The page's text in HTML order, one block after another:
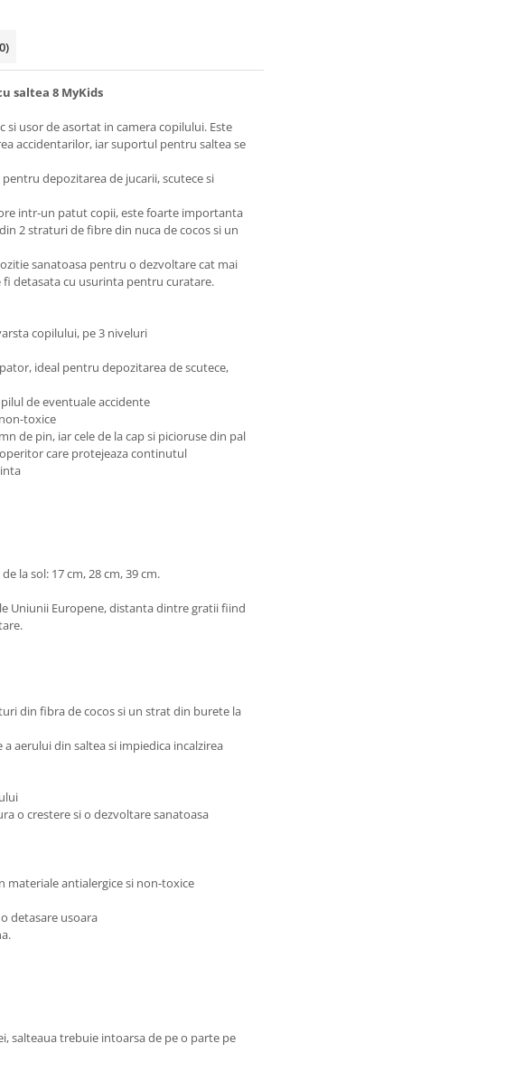
saltea 8 MyKids
si usor de asortat in camera copilului. Este
accidentarilor, iar suportul pentru saltea se
depozitarea de jucarii, scutece si
intr-un patut copii, este foarte importanta
2 straturi de fibre din nuca de cocos si un
sanatoasa pentru o dezvoltare cat mai
fi detasata cu usurinta pentru curatare.
copilului, pe 3 niveluri
ideal pentru depozitarea de scutece,
de eventuale accidente
toxice
de pin, iar cele de la cap si picioruse din pal
care protejeaza continutul
la sol: 17 cm, 28 cm, 39 cm.
Uniunii Europene, distanta dintre gratii fiind
din fibra de cocos si un strat din burete la
aerului din saltea si impiedica incalzirea
o crestere si o dezvoltare sanatoasa
materiale antialergice si non-toxice
detasare usoara
salteaua trebuie intoarsa de pe o parte pe